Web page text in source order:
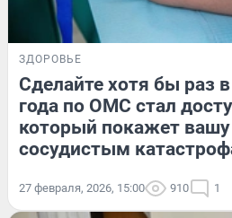
ЗДОРОВЬЕ
Сделайте хотя бы раз
года по ОМС стал
который покажет
сосудистым
27 февраля, 2026, 15:00 910 1